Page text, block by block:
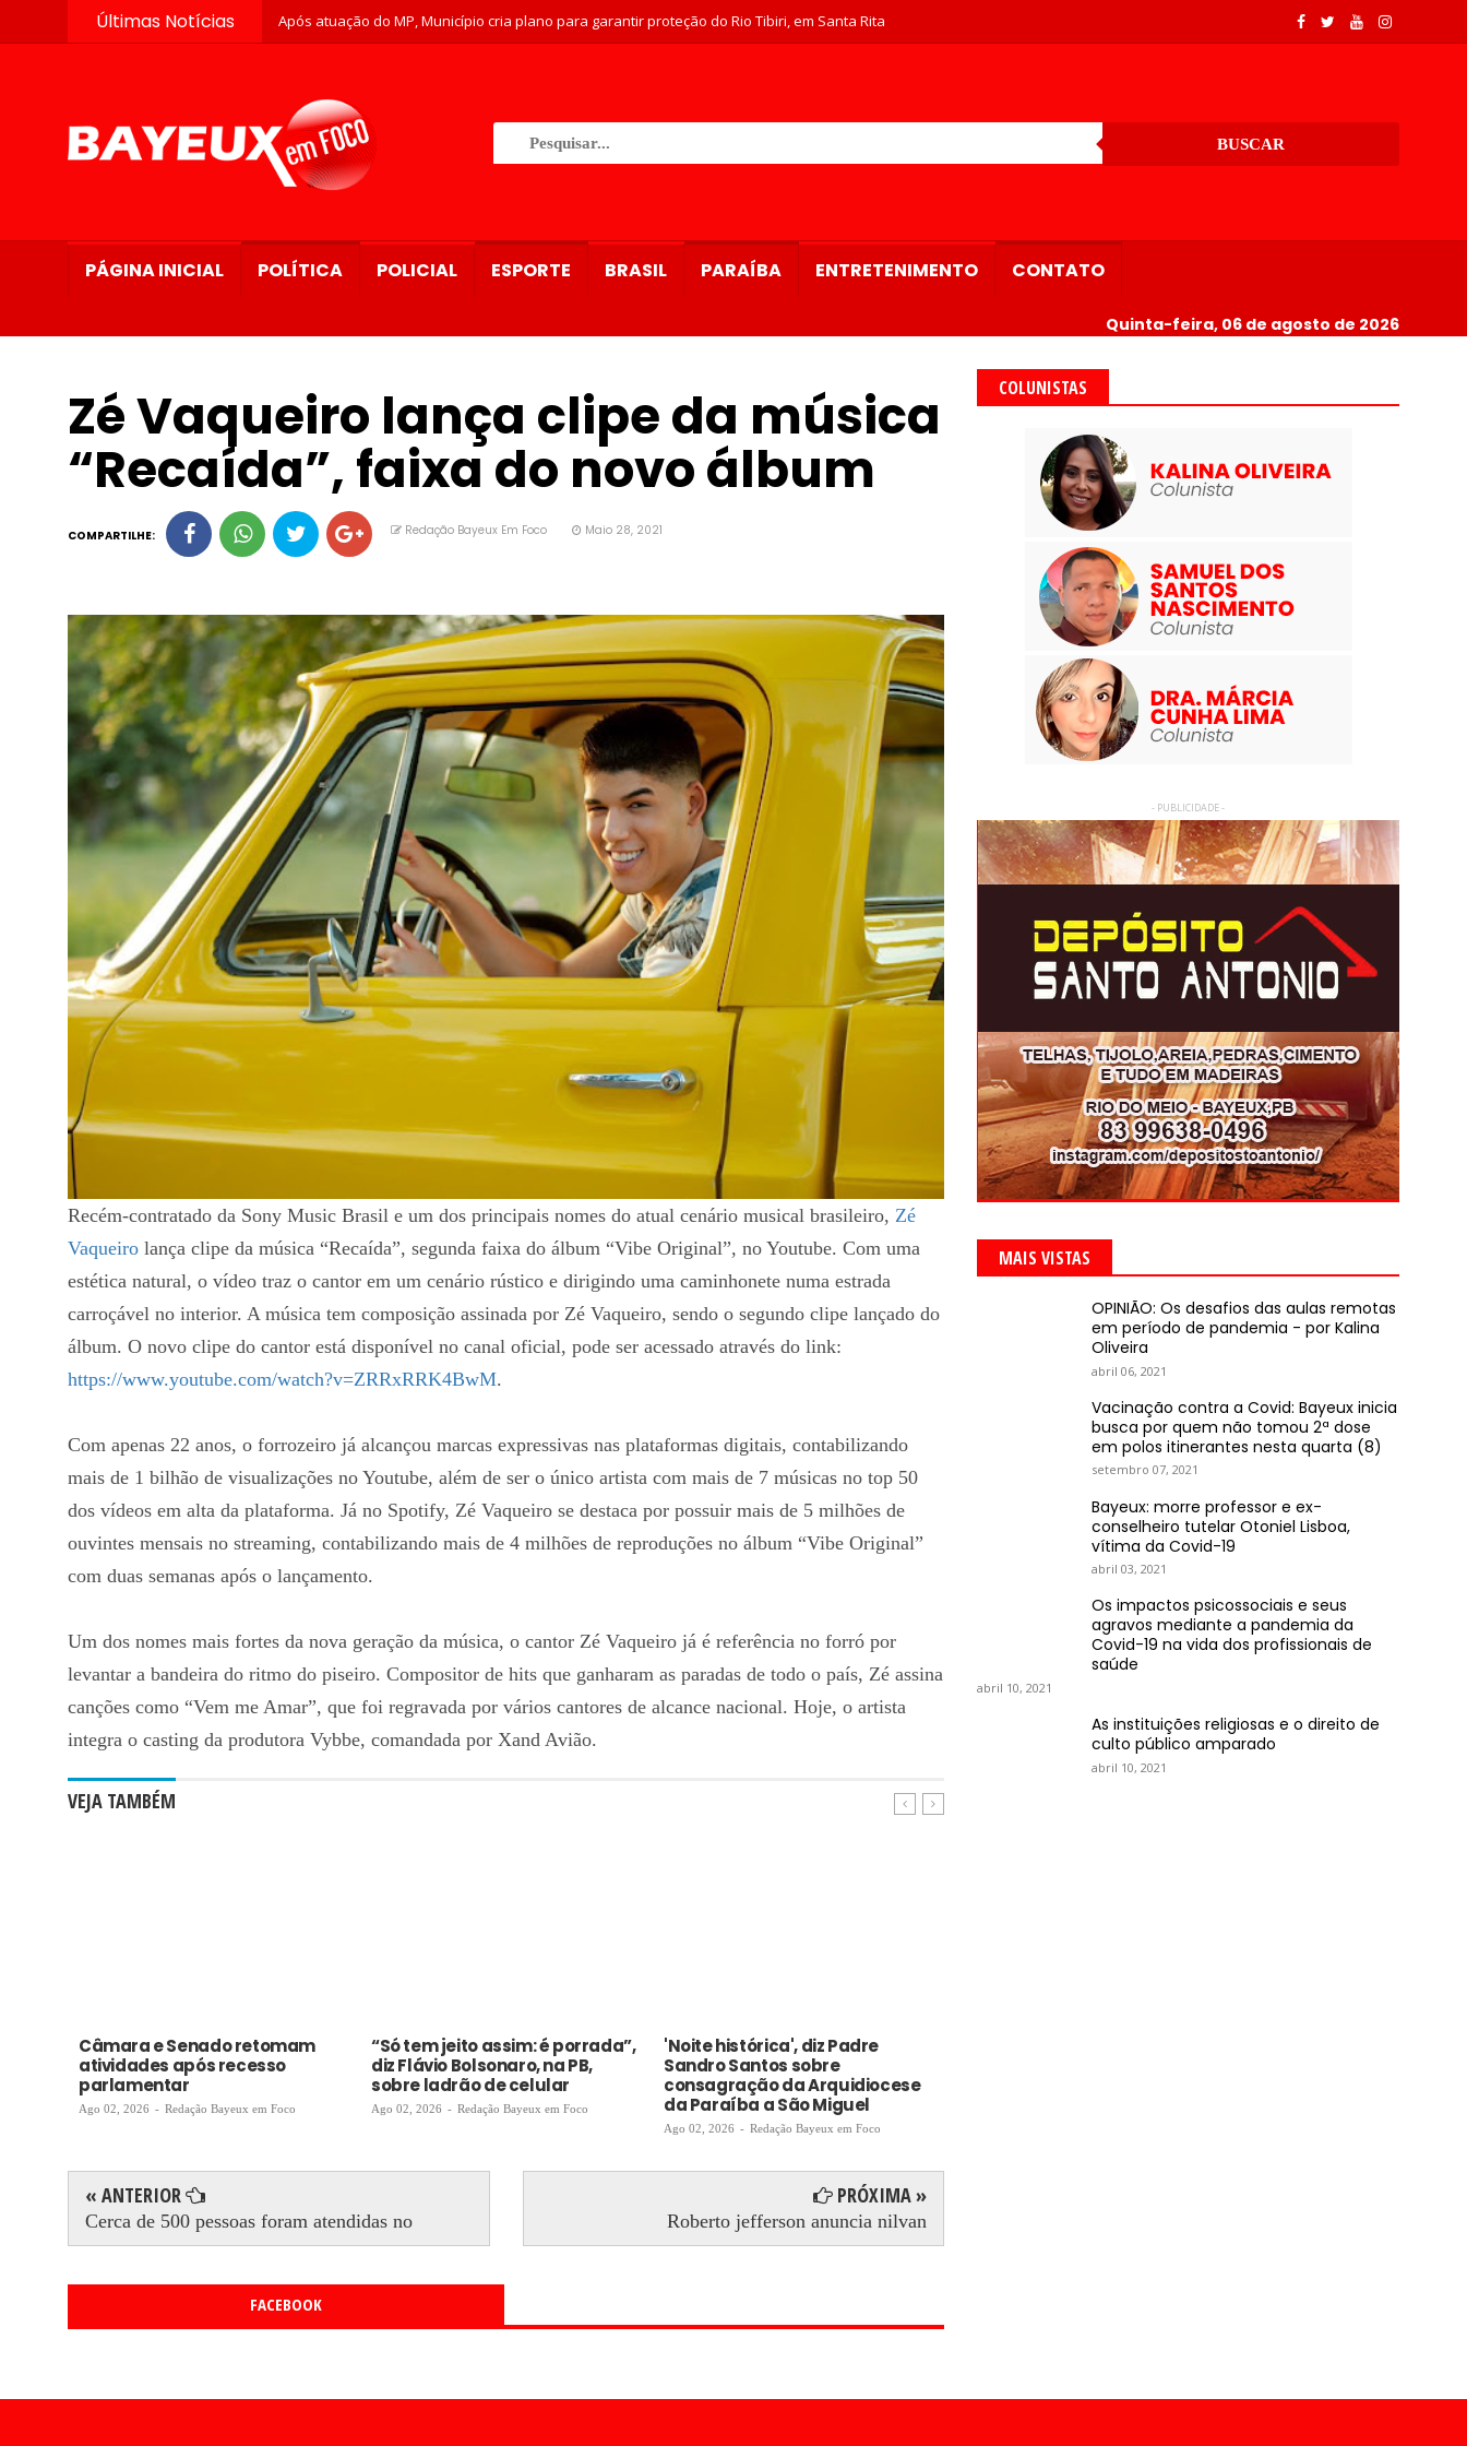
Últimas Notícias Após atuação do MP, Município cria plano para garantir proteção do Rio Tibiri, em Santa Rita
BUSCAR
PÁGINA INICIAL POLÍTICA POLICIAL ESPORTE BRASIL PARAÍBA ENTRETENIMENTO CONTATO
Quinta-feira, 06 de agosto de 2026
Zé Vaqueiro lança clipe da música
“Recaída”, faixa do novo álbum
COMPARTILHE: Redação Bayeux Em Foco Maio 28, 2021
Recém-contratado da Sony Music Brasil e um dos principais nomes do atual cenário musical brasileiro, Zé
Vaqueiro lança clipe da música “Recaída”, segunda faixa do álbum “Vibe Original”, no Youtube. Com uma
estética natural, o vídeo traz o cantor em um cenário rústico e dirigindo uma caminhonete numa estrada
carroçável no interior. A música tem composição assinada por Zé Vaqueiro, sendo o segundo clipe lançado do
álbum. O novo clipe do cantor está disponível no canal oficial, pode ser acessado através do link:
https://www.youtube.com/watch?v=ZRRxRRK4BwM.
Com apenas 22 anos, o forrozeiro já alcançou marcas expressivas nas plataformas digitais, contabilizando
mais de 1 bilhão de visualizações no Youtube, além de ser o único artista com mais de 7 músicas no top 50
dos vídeos em alta da plataforma. Já no Spotify, Zé Vaqueiro se destaca por possuir mais de 5 milhões de
ouvintes mensais no streaming, contabilizando mais de 4 milhões de reproduções no álbum “Vibe Original”
com duas semanas após o lançamento.
Um dos nomes mais fortes da nova geração da música, o cantor Zé Vaqueiro já é referência no forró por
levantar a bandeira do ritmo do piseiro. Compositor de hits que ganharam as paradas de todo o país, Zé assina
canções como “Vem me Amar”, que foi regravada por vários cantores de alcance nacional. Hoje, o artista
integra o casting da produtora Vybbe, comandada por Xand Avião.
VEJA TAMBÉM
Câmara e Senado retomam
atividades após recesso
parlamentar
Ago 02, 2026 - Redação Bayeux em Foco
“Só tem jeito assim: é porrada”,
diz Flávio Bolsonaro, na PB,
sobre ladrão de celular
Ago 02, 2026 - Redação Bayeux em Foco
'Noite histórica', diz Padre
Sandro Santos sobre
consagração da Arquidiocese
da Paraíba a São Miguel
Ago 02, 2026 - Redação Bayeux em Foco
« ANTERIOR
Cerca de 500 pessoas foram atendidas no
PRÓXIMA »
Roberto jefferson anuncia nilvan
FACEBOOK
COLUNISTAS
- PUBLICIDADE -
MAIS VISTAS
OPINIÃO: Os desafios das aulas remotas
em período de pandemia - por Kalina
Oliveira
abril 06, 2021
Vacinação contra a Covid: Bayeux inicia
busca por quem não tomou 2ª dose
em polos itinerantes nesta quarta (8)
setembro 07, 2021
Bayeux: morre professor e ex-
conselheiro tutelar Otoniel Lisboa,
vítima da Covid-19
abril 03, 2021
Os impactos psicossociais e seus
agravos mediante a pandemia da
Covid-19 na vida dos profissionais de
saúde
abril 10, 2021
As instituições religiosas e o direito de
culto público amparado
abril 10, 2021